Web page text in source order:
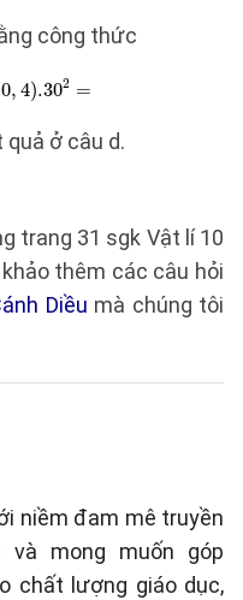
công thức
quả ở câu d.
trang 31 sgk Vật lí 10
thêm các câu hỏi
Diều mà chúng tôi
niềm đam mê truyền
mong muốn góp
chất lượng giáo dục,